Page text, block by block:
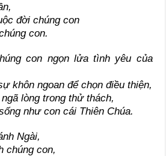
đời chúng con
con.
con ngọn lửa tình yêu của
khôn ngoan để chọn điều thiện,
lòng trong thử thách,
như con cái Thiên Chúa.
Ngài,
chúng con,